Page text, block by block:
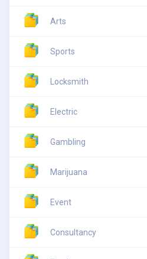
Arts
Sports
Locksmith
Electric
Gambling
Marijuana
Event
Consultancy